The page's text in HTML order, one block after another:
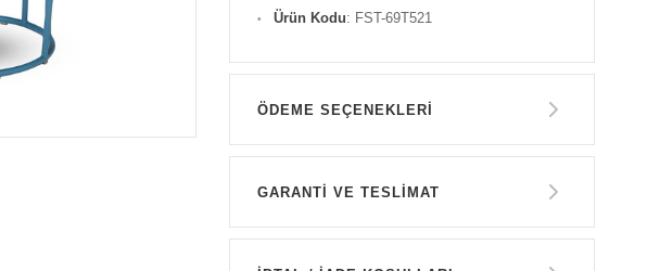
Ürün Kodu: FST-69T521
ÖDEME SEÇENEKLERI
169.950 TL
Kredi Kartı Tek Çekim
GARANTİ VE TESLİMAT
GARANTİ